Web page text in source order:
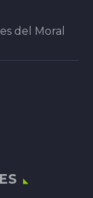
del Moral